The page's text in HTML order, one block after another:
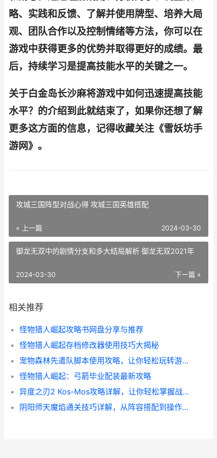
略、实践和反馈、了解并使用牌型、培养大局
观、团队合作以及控制情绪等方法，你可以在
游戏中获得更多的优势并取得更好的成绩。最
后，持续学习是提高技能水平的关键之一。
关于白金岛长沙麻将游戏中如何迅速提高技能
水平？的介绍到此就结束了，如果你还想了解
更多这方面的信息，记得收藏关注《雪妖坊手
游网》。
攻城三国阵型对战心得 攻城三国英雄搭配
« 上一篇 2024-03-30
御龙无双中的剧情分支和多大结局解析 御龙无双2021年
下一篇 »
2024-03-30
相关推荐
怪物猎人崛起攻略书网盘分享与推荐
怪物猎人崛起存档修改器使用技巧大揭秘
宠物森林先遣队脚本使用攻略，让你轻松玩转游戏！
怪物猎人崛起：弓箭毕业配装最新攻略
异度之刃2 Kos-Mos攻略详解，让你轻松掌握战斗技巧
阴阳师天魔焰通关技巧详解，从阵容搭配到操作心得全都有！